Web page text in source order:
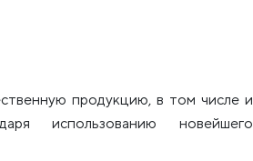
продукцию, в том числе и
использованию новейшего